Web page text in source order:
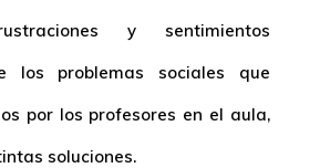
y sentimientos
los problemas sociales que
por los profesores en el aula,
soluciones.